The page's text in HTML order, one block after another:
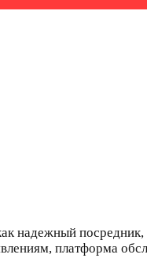
надежный
платформа